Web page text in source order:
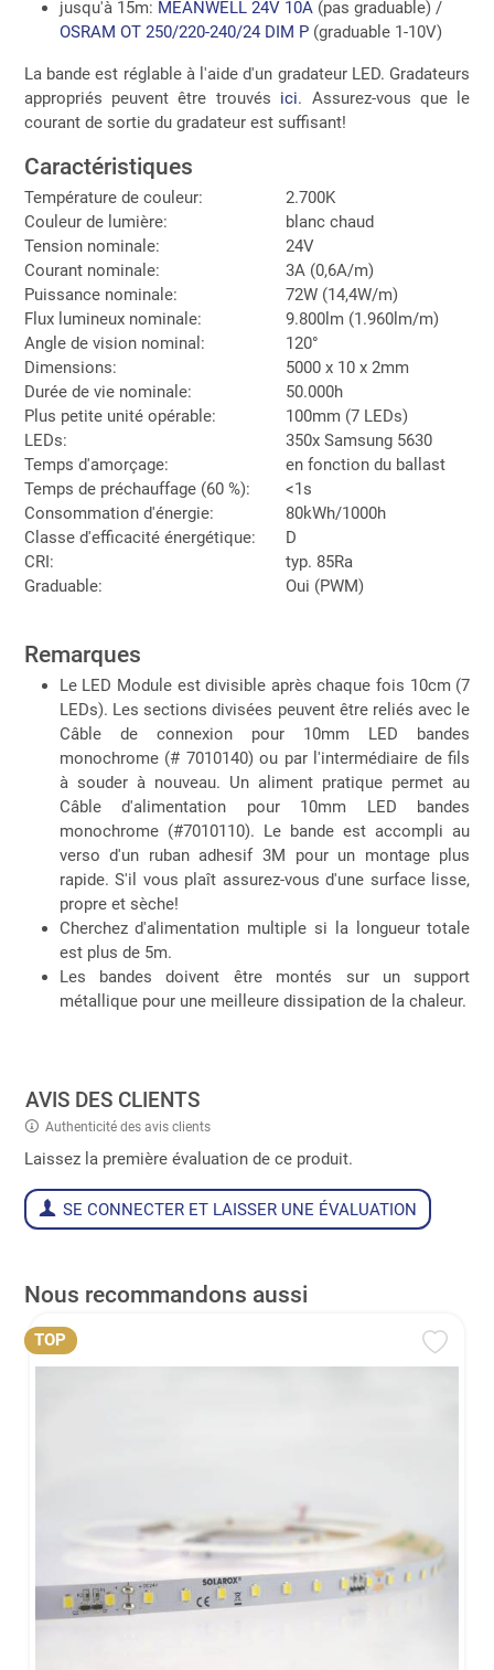
jusqu'à 15m: MEANWELL 24V 10A(pas graduable) /
OSRAM OT 250/220-240/24 DIM P(graduable 1-10V)
La bande est réglable à l'aide d'un gradateur LED. Gradateurs
appropriés peuvent être trouvés ici. Assurez-vous que le
courant de sortie du gradateur est suffisant!
Caractéristiques
Température de couleur:
2.700K
Couleur de lumière:
blanc chaud
Tension nominale:
24V
Courant nominale:
3A (0,6A/m)
Puissance nominale:
72W (14,4W/m)
Flux lumineux nominale:
9.800lm (1.960lm/m)
Angle de vision nominal:
120°
Dimensions:
5000 x 10 x 2mm
Durée de vie nominale:
50.000h
Plus petite unité opérable:
100mm (7 LEDs)
LEDs:
350x Samsung 5630
Temps d'amorçage:
en fonction du ballast
Temps de préchauffage (60 %):
<1s
Consommation d'énergie:
80kWh/1000h
Classe d'efficacité énergétique:
D
CRI:
typ. 85Ra
Graduable:
Oui (PWM)
Remarques
Le LED Module est divisible après chaque fois 10cm (7
LEDs). Les sections divisées peuvent être reliés avec le
Câble de connexion pour 10mm LED bandes
monochrome (# 7010140) ou par l'intermédiaire de fils
à souder à nouveau. Un aliment pratique permet au
Câble d'alimentation pour 10mm LED bandes
monochrome (#7010110). Le bande est accompli au
verso d'un ruban adhesif 3M pour un montage plus
rapide. S'il vous plaît assurez-vous d'une surface lisse,
propre et sèche!
Cherchez d'alimentation multiple si la longueur totale
est plus de 5m.
Les bandes doivent être montés sur un support
métallique pour une meilleure dissipation de la chaleur.
AVIS DES CLIENTS
Authenticité des avis clients
Laissez la première évaluation de ce produit.
SE CONNECTER ET LAISSER UNE ÉVALUATION
Nous recommandons aussi
TOP